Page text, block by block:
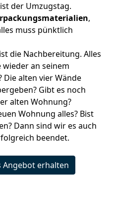
der Umzugstag.
,
muss pünktlich
die Nachbereitung. Alles
wieder an seinem
Die alten vier Wände
Gibt es noch
alten Wohnung?
Wohnung alles? Bist
Dann sind wir es auch
beendet.
Angebot erhalten